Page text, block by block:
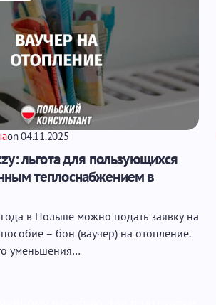
on 04.11.2025
льгота для пользующихся
теплоснабжением в
в Польше можно подать заявку на
– бон (ваучер) на отопление.
уменьшения…